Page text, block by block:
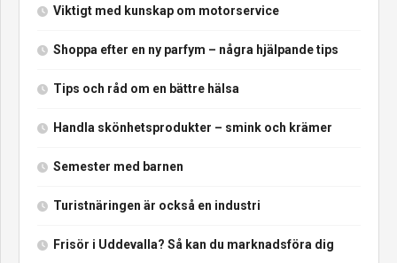
Viktigt med kunskap om motorservice
Shoppa efter en ny parfym – några hjälpande tips
Tips och råd om en bättre hälsa
Handla skönhetsprodukter – smink och krämer
Semester med barnen
Turistnäringen är också en industri
Frisör i Uddevalla? Så kan du marknadsföra dig